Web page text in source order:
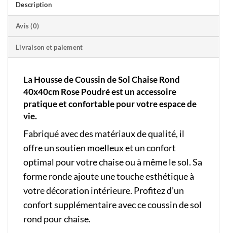
Description
Avis (0)
Livraison et paiement
La Housse de Coussin de Sol Chaise Rond
40x40cm Rose Poudréest un accessoire
pratique et confortable pour votre espace de
vie.
Fabriqué avec des matériaux de qualité, il
offre un soutien moelleux et un confort
optimal pour votre chaise ou à même le sol. Sa
forme ronde ajoute une touche esthétique à
votre décoration intérieure. Profitez d’un
confort supplémentaire avec ce coussin de sol
rond pour chaise.